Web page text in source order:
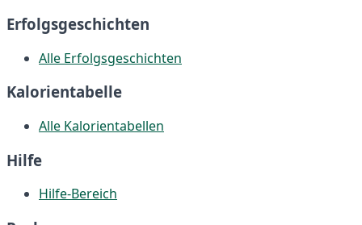
Erfolgsgeschichten
Alle Erfolgsgeschichten
Kalorientabelle
Alle Kalorientabellen
Hilfe
Hilfe-Bereich